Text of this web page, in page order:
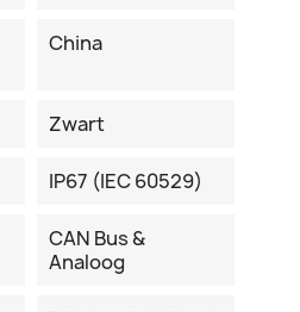
China
Zwart
IP67 (IEC 60529)
CAN Bus &
Analoog